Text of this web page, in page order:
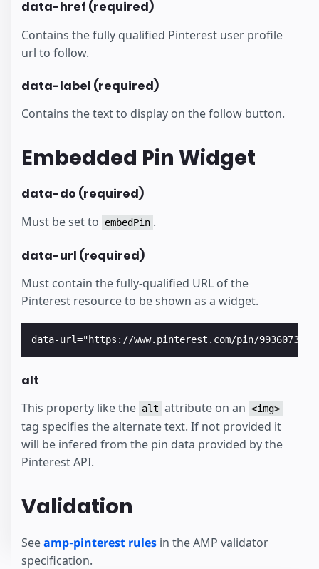
data-href (required)
Contains the fully qualified Pinterest user profile
url to follow.
data-label (required)
Contains the text to display on the follow button.
Embedded Pin Widget
data-do (required)
Must be set to embedPin .
data-url (required)
Must contain the fully-qualified URL of the
Pinterest resource to be shown as a widget.
alt
This property like the alt attribute on an <img>
tag specifies the alternate text. If not provided it
will be infered from the pin data provided by the
Pinterest API.
Validation
Seeamp-pinterest rules in the AMP validator
specification.